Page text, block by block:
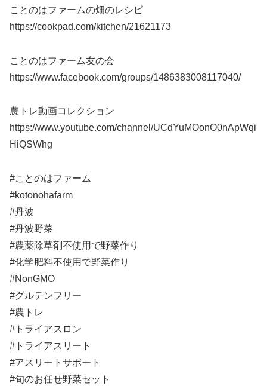
ことのはファームの畑のレシピ
https://cookpad.com/kitchen/21621173
ことのはファーム友の会
https://www.facebook.com/groups/1486383008117040/
農トレ動画コレクション
https://www.youtube.com/channel/UCdYuMOonO0nApWqi
HiQSWhg
#ことのはファーム
#kotonohafarm
#丹波
#丹波野菜
#農薬除草剤不使用で野菜作り
#化学肥料不使用で野菜作り
#NonGMO
#グルテンフリー
#農トレ
#トライアスロン
#トライアスリート
#アスリートサポート
#旬のお任せ野菜セット